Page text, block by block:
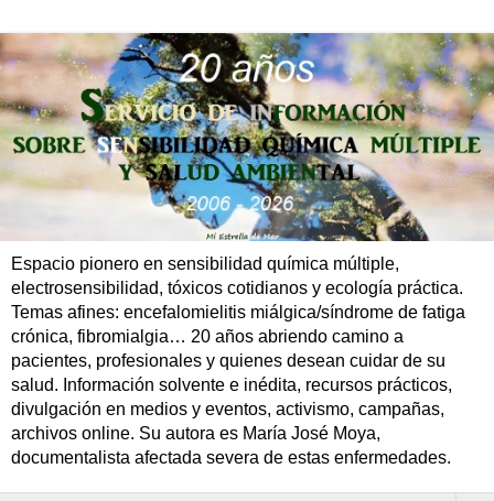
Espacio pionero en sensibilidad química múltiple,
electrosensibilidad, tóxicos cotidianos y ecología práctica.
Temas afines: encefalomielitis miálgica/síndrome de fatiga
crónica, fibromialgia… 20 años abriendo camino a
pacientes, profesionales y quienes desean cuidar de su
salud. Información solvente e inédita, recursos prácticos,
divulgación en medios y eventos, activismo, campañas,
archivos online. Su autora es María José Moya,
documentalista afectada severa de estas enfermedades.